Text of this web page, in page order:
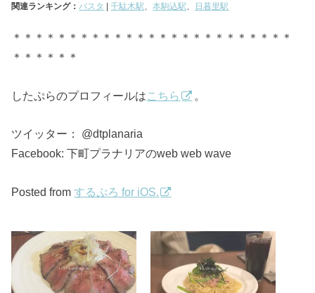
関連ランキング：パスタ |千駄木駅、本駒込駅、 日暮里駅
＊＊＊＊＊＊＊＊＊＊＊＊＊＊＊＊＊＊＊＊＊＊＊＊＊
＊＊＊＊＊＊
したぷらのプロフィールはこちら 。
ツイッター： @dtplanaria
Facebook: 下町プラナリアのweb web wave
Posted fromするぷろ for iOS.